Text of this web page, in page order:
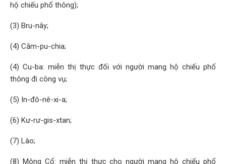
hộ chiếu phổ thông);
(3) Bru-nây;
(4) Căm-pu-chia;
(4) Cu-ba: miễn thị thực đối với người mang hộ chiếu phổ
thông đi công vụ;
(5) In-đô-nê-xi-a;
(6) Kư-rư-gis-xtan;
(7) Lào;
(8) Mông Cổ: miễn thị thực cho người mang hộ chiếu phổ